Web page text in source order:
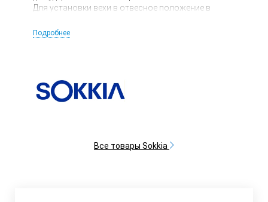
Для установки вехи в отвесное положение в
Подробнее
Все товары Sokkia